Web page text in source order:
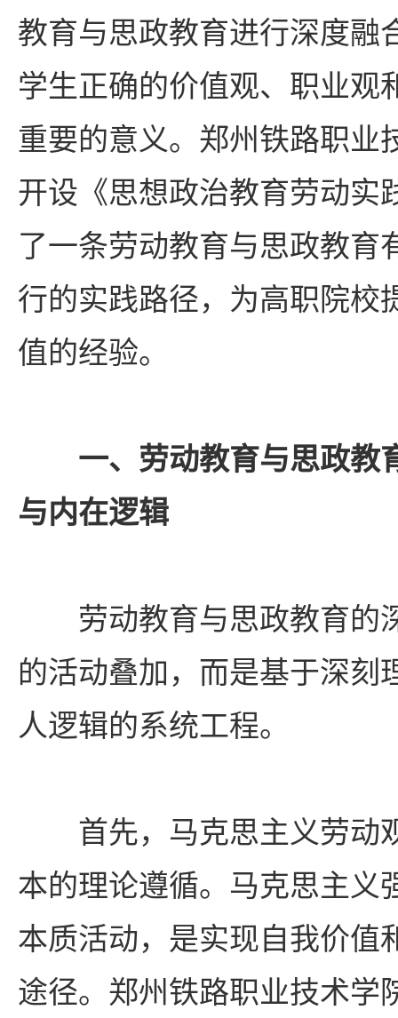
教育与思政教育进行深度融
学生正确的价值观、职业观
重要的意义。郑州铁路职业
开设《思想政治教育劳动实
了一条劳动教育与思政教育
行的实践路径，为高职院校
值的经验。
一、劳动教育与思政教
与内在逻辑
劳动教育与思政教育的
的活动叠加，而是基于深刻
人逻辑的系统工程。
首先，马克思主义劳动
本的理论遵循。马克思主义
本质活动，是实现自我价值
途径。郑州铁路职业技术学